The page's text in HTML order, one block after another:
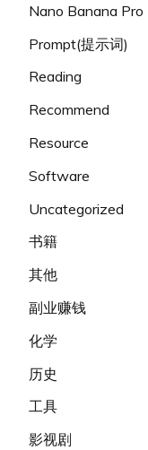
Nano Banana Pro
Prompt(提示词)
Reading
Recommend
Resource
Software
Uncategorized
书籍
其他
副业赚钱
化学
历史
工具
影视剧